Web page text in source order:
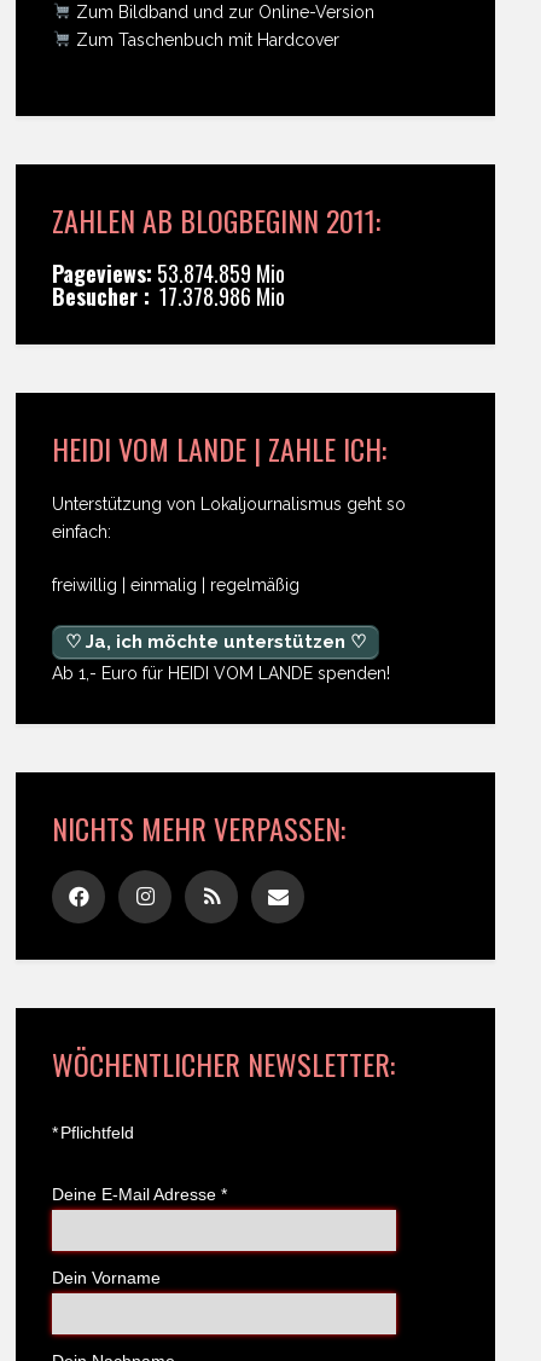
Zum Bildband und zur Online-Version
Zum Taschenbuch mit Hardcover
ZAHLEN AB BLOGBEGINN 2011:
Pageviews: 53.874.859 Mio
Besucher : 17.378.986 Mio
HEIDI VOM LANDE | ZAHLE ICH:
Unterstützung von Lokaljournalismus geht so
einfach:
freiwillig | einmalig | regelmäßig
♡ Ja, ich möchte unterstützen ♡
Ab 1,- Euro für HEIDI VOM LANDE spenden!
NICHTS MEHR VERPASSEN:
WÖCHENTLICHER NEWSLETTER:
*Pflichtfeld
Deine E-Mail Adresse *
Dein Vorname